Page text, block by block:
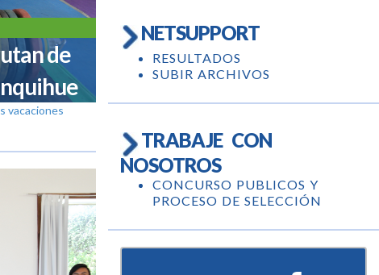
de
vacaciones
NETSUPPORT
RESULTADOS
SUBIR ARCHIVOS
TRABAJE CON
NOSOTROS
CONCURSO PUBLICOS Y
PROCESO DE SELECCIÓN